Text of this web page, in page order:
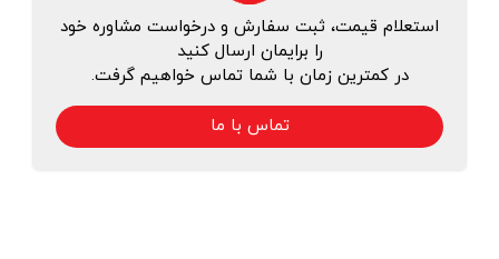
استعلام قیمت، ثبت سفارش و درخواست مشاوره خود
را برایمان ارسال کنید
در کمترین زمان با شما تماس خواهیم گرفت.
تماس با ما